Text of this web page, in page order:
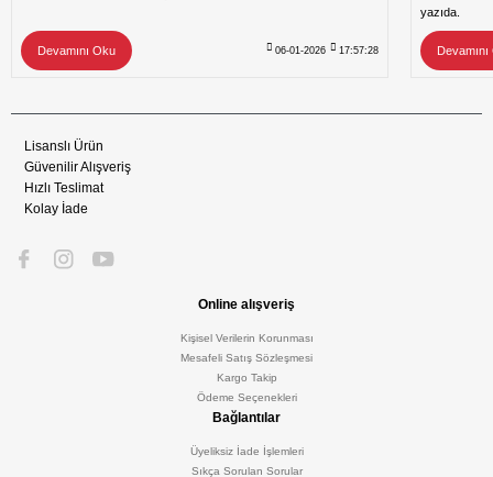
Devamını Oku 06-01-2026 17:57:28
yazıda.
Lisanslı Ürün
Güvenilir Alışveriş
Hızlı Teslimat
Kolay İade
Online alışveriş
Kişisel Verilerin Korunması
Mesafeli Satış Sözleşmesi
Kargo Takip
Ödeme Seçenekleri
Bağlantılar
Üyeliksiz İade İşlemleri
Sıkça Sorulan Sorular